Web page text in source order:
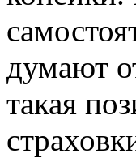
думают
такая